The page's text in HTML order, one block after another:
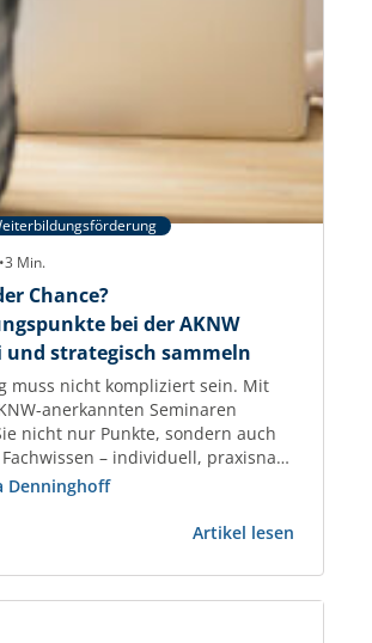
•3 Min.
Chance?
bei der AKNW
und strategisch sammeln
muss nicht kompliziert sein. Mit
anerkannten Seminaren
nicht nur Punkte, sondern auch
– individuell, praxisnah
anerkannt. Fortbildungspunkte
planbar, anerkannt Als Architektin
Ihre Projekte, sondern auch für
Qualifikation. Die regelmäßige
Denninghoff
Artikel lesen
oder
Chance?